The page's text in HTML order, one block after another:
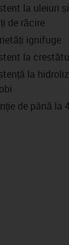
la uleiuri și
de răcire
ignifuge
la
la
de până la